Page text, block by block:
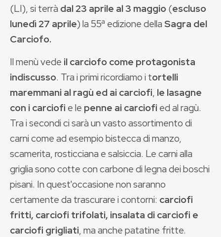
(LI), si terrà dal 23 aprile al 3 maggio(escluso
lunedì 27 aprile) la 55ª edizione dellaSagra del
Carciofo.
Il menù vede il carciofo come protagonista
indiscusso. Tra i primi ricordiamo i tortelli
maremmani al ragù ed ai carciofi, le lasagne
con i carciofi e le penne ai carciofi ed al ragù.
Tra i secondi ci sarà un vasto assortimento di
carni come ad esempio bistecca di manzo,
scamerita, rosticciana e salsiccia. Le carni alla
griglia sono cotte con carbone di legna dei boschi
pisani. In quest'occasione non saranno
certamente da trascurare i contorni: carciofi
fritti, carciofi trifolati, insalata di carciofi e
carciofi grigliati, ma anche patatine fritte.